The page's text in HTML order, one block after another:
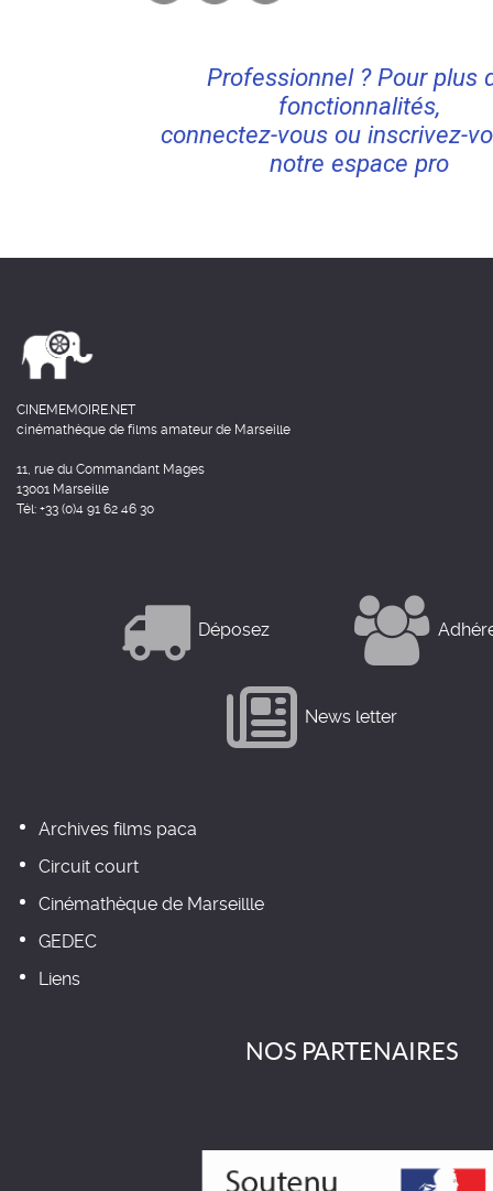
Professionnel ? Pour plus
fonctionnalités,
connectez-vous ou inscrivez-
notre espace pro
CINEMEMOIRE.NET
cinémathèque de films amateur de Marseille
11, rue du Commandant Mages
13001 Marseille
Tél: +33 (0)4 91 62 46 30
Déposez
News letter
Archives films paca
Circuit court
Cinémathèque de Marseillle
GEDEC
Liens
NOS PARTENAIRES